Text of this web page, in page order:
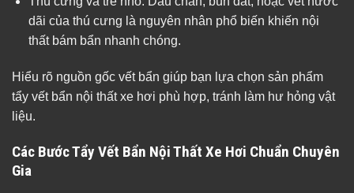
dãi của thú cưng là nguyên nhân phổ biến khiến nội
thất bám bẩn nhanh chóng.
Hiểu rõ nguồn gốc vết bẩn giúp bạn lựa chọn sản phẩm
tẩy vết bẩn nội thất xe hơi phù hợp, tránh làm hư hỏng vật
liệu.
Các Bước Tẩy Vết Bẩn Nội Thất Xe Hơi Chuẩn Chuyên
Gia